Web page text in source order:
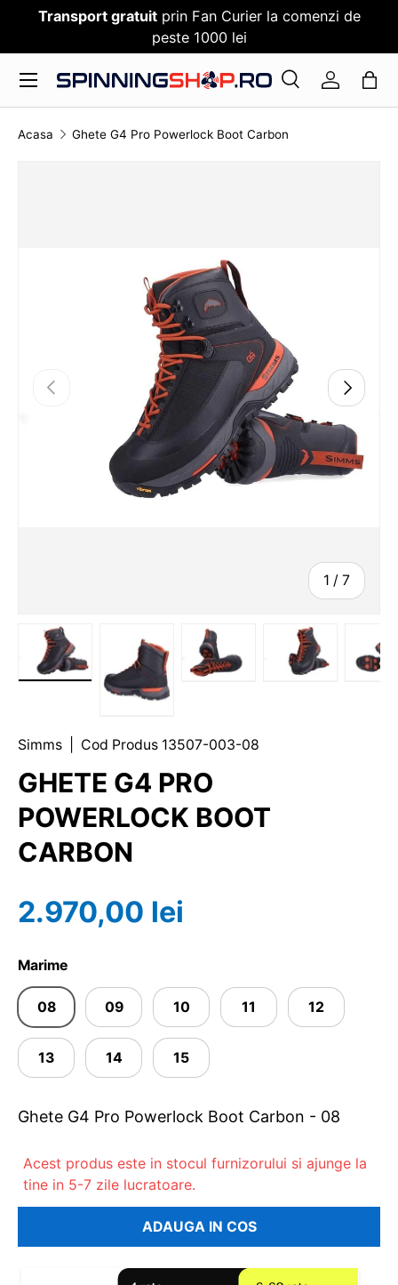
SARI PESTE CONTENT
Transport gratuitprin Fan Curier la comenzi de
peste 1000 lei
Cauta
CautaLog in
Meniu
Acasa Ghete G4 Pro Powerlock Boot Carbon
1 / 7
Simms Cod Produs 13507-003-08
GHETE G4 PRO
POWERLOCK BOOT
CARBON
2.970,00 lei
Marime
08 09 10 11 12
13 14 15
Ghete G4 Pro Powerlock Boot Carbon - 08
Acest produs este in stocul furnizorului si ajunge la
tine in 5-7 zile lucratoare.
ADAUGA IN COS